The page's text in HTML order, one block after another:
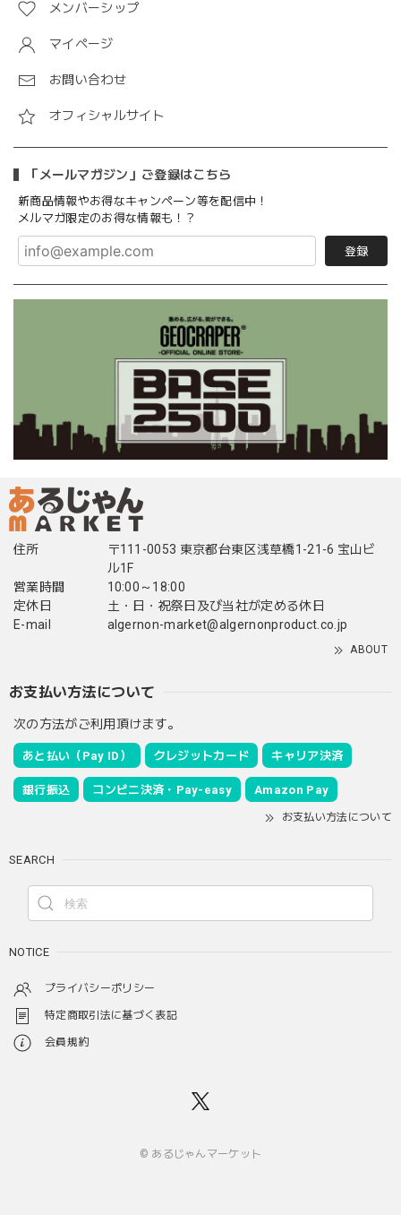
メンバーシップ
マイページ
お問い合わせ
オフィシャルサイト
「メールマガジン」ご登録はこちら
新商品情報やお得なキャンペーン等を配信中！
メルマガ限定のお得な情報も！？
登録
住所
〒111-0053 東京都台東区浅草橋1-21-6 宝山ビ
ル1F
営業時間
10:00～18:00
定休日
土・日・祝祭日及び当社が定める休日
E-mail
algernon-market@algernonproduct.co.jp
ABOUT
お支払い方法について
次の方法がご利用頂けます。
あと払い（Pay ID） クレジットカード キャリア決済
銀行振込 コンビニ決済・Pay-easy Amazon Pay
お支払い方法について
SEARCH
NOTICE
プライバシーポリシー
特定商取引法に基づく表記
会員規約
© あるじゃんマーケット